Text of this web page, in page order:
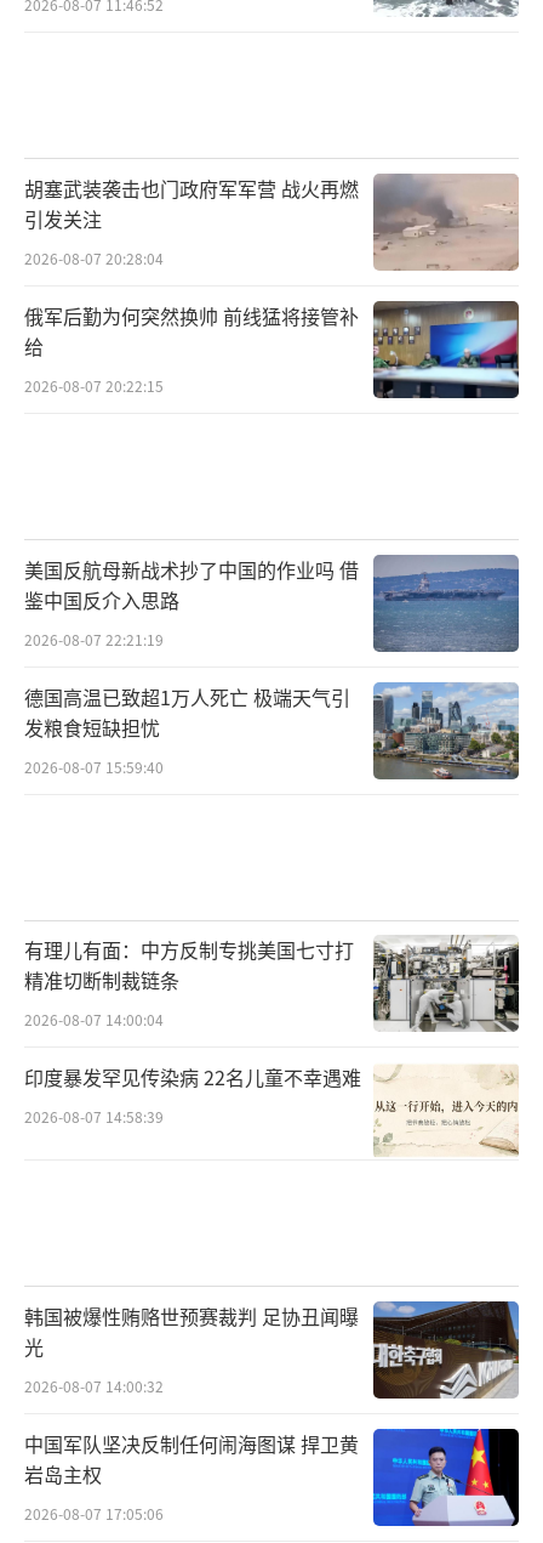
2026-08-07 11:46:52
胡塞武装袭击也门政府军军营 战火再燃
引发关注
2026-08-07 20:28:04
俄军后勤为何突然换帅 前线猛将接管补
给
2026-08-07 20:22:15
美国反航母新战术抄了中国的作业吗 借
鉴中国反介入思路
2026-08-07 22:21:19
德国高温已致超1万人死亡 极端天气引
发粮食短缺担忧
2026-08-07 15:59:40
有理儿有面：中方反制专挑美国七寸打
精准切断制裁链条
2026-08-07 14:00:04
印度暴发罕见传染病 22名儿童不幸遇难
2026-08-07 14:58:39
韩国被爆性贿赂世预赛裁判 足协丑闻曝
光
2026-08-07 14:00:32
中国军队坚决反制任何闹海图谋 捍卫黄
岩岛主权
2026-08-07 17:05:06